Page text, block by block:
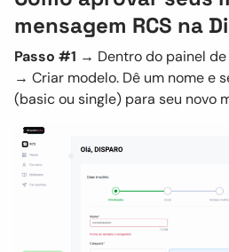
mensagem RCS na
Passo #1 → Dentro do painel
→ Criar modelo. Dê um nome e
(basic ou single) para seu novo